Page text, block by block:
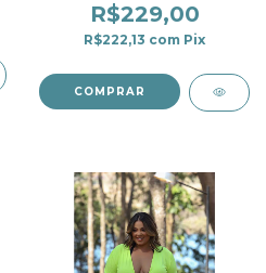
R$229,00
R$222,13 com Pix
COMPRAR